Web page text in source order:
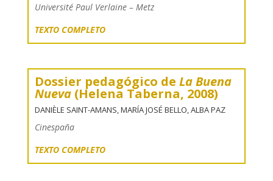
Université Paul Verlaine – Metz
TEXTO COMPLETO
Dossier pedagógico de La Buena
Nueva(Helena Taberna, 2008)
DANIÈLE SAINT-AMANS, MARÍA JOSÉ BELLO, ALBA PAZ
Cinespaña
TEXTO COMPLETO